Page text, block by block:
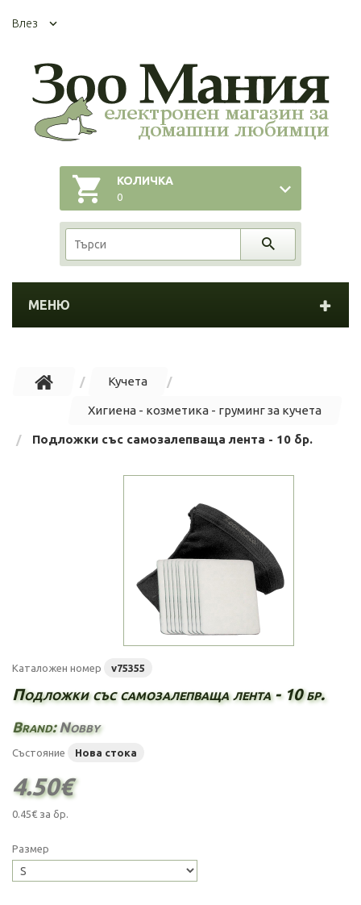
Влез
КОЛИЧКА
0
МЕНЮ
Кучета
Хигиена - козметика - груминг за кучета
Подложки със самозалепваща лента - 10 бр.
Каталожен номер v75355
Подложки със самозалепваща лента - 10 бр.
Brand:Nobby
Състояние Нова стока
4.50€
0.45€ за бр.
Размер